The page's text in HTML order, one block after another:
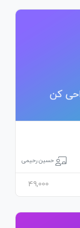
حسین رحیمی
49,000